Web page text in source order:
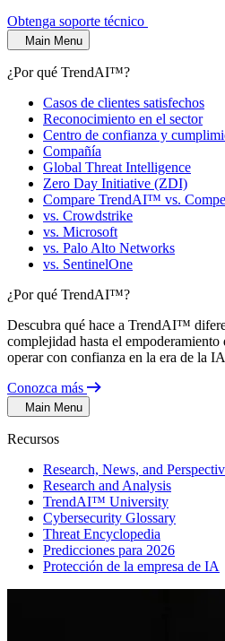
Obtenga soporte técnico
Main Menu
¿Por qué TrendAI™?
Casos de clientes satisfechos
Reconocimiento en el sector
Centro de confianza y
Compañía
Global Threat Intelligence
Zero Day Initiative (ZDI)
Compare TrendAI™ vs.
vs. Crowdstrike
vs. Microsoft
vs. Palo Alto Networks
vs. SentinelOne
¿Por qué TrendAI™?
Descubra qué hace a TrendAI™
complejidad hasta el empoderamiento
operar con confianza en la era de la IA
Conozca más
Main Menu
Recursos
Research, News, and
Research and Analysis
TrendAI™ University
Cybersecurity Glossary
Threat Encyclopedia
Predicciones para 2026
Protección de la empresa de IA